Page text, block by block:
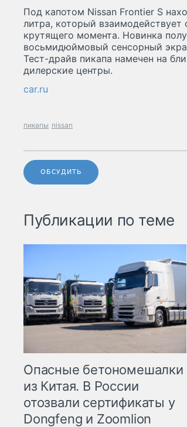
Под капотом Nissan Frontier S
литра, который взаимодействует
крутящего момента. Новинка
восьмидюймовый сенсорный
Тест-драйв пикапа намечен на
дилерские центры.
car.ru
пикапы nissan
ОБСУДИТЬ
Публикации по теме
Опасные бетономешалки
из Китая. В России
отозвали сертификаты у
Dongfeng и Zoomlion